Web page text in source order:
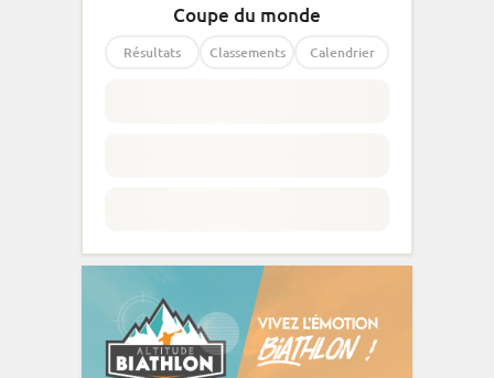
Coupe du monde
Résultats Classements Calendrier